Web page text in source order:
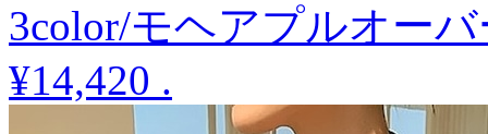
3color/モヘアプルオー
¥14,420 .